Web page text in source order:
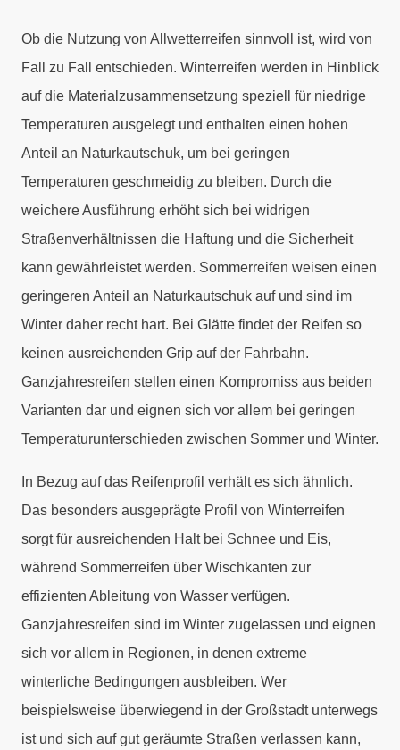
Ob die Nutzung von Allwetterreifen sinnvoll ist, wird von
Fall zu Fall entschieden. Winterreifen werden in Hinblick
auf die Materialzusammensetzung speziell für niedrige
Temperaturen ausgelegt und enthalten einen hohen
Anteil an Naturkautschuk, um bei geringen
Temperaturen geschmeidig zu bleiben. Durch die
weichere Ausführung erhöht sich bei widrigen
Straßenverhältnissen die Haftung und die Sicherheit
kann gewährleistet werden. Sommerreifen weisen einen
geringeren Anteil an Naturkautschuk auf und sind im
Winter daher recht hart. Bei Glätte findet der Reifen so
keinen ausreichenden Grip auf der Fahrbahn.
Ganzjahresreifen stellen einen Kompromiss aus beiden
Varianten dar und eignen sich vor allem bei geringen
Temperaturunterschieden zwischen Sommer und Winter.
In Bezug auf das Reifenprofil verhält es sich ähnlich.
Das besonders ausgeprägte Profil von Winterreifen
sorgt für ausreichenden Halt bei Schnee und Eis,
während Sommerreifen über Wischkanten zur
effizienten Ableitung von Wasser verfügen.
Ganzjahresreifen sind im Winter zugelassen und eignen
sich vor allem in Regionen, in denen extreme
winterliche Bedingungen ausbleiben. Wer
beispielsweise überwiegend in der Großstadt unterwegs
ist und sich auf gut geräumte Straßen verlassen kann,